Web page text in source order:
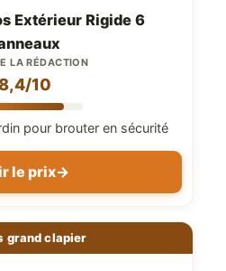
Extérieur Rigide 6
LA RÉDACTION
10
pour brouter en sécurité
le prix→
grand clapier